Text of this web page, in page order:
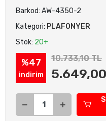
Barkod: AW-4350-2
Kategori: PLAFONYER
Stok: 20+
%47
indirim
10.733,10 TL